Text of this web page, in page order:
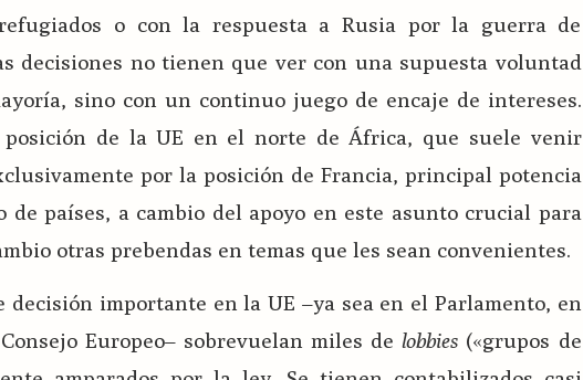
o con la respuesta a Rusia por la guerra de
decisiones no tienen que ver con una supuesta voluntad
sino con un continuo juego de encaje de intereses.
posición de la UE en el norte de África, que suele venir
por la posición de Francia, principal potencia
de países, a cambio del apoyo en este asunto crucial para
otras prebendas en temas que les sean convenientes.
decisión importante en la UE –ya sea en el Parlamento, en
Europeo– sobrevuelan miles delobbies («grupos de